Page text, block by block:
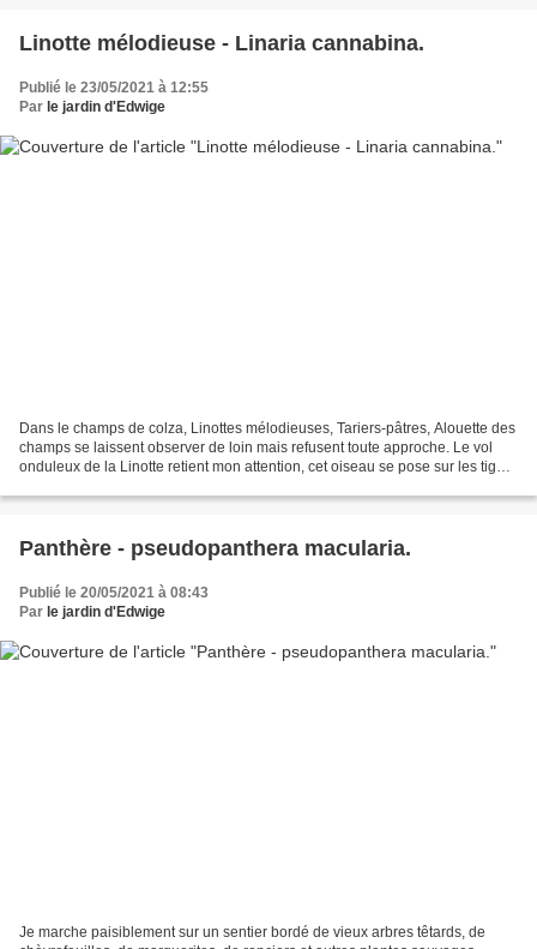
Linotte mélodieuse - Linaria cannabina.
Publié le 23/05/2021 à 12:55
Par le jardin d'Edwige
Dans le champs de colza, Linottes mélodieuses, Tariers-pâtres, Alouette des
champs se laissent observer de loin mais refusent toute approche. Le vol
onduleux de la Linotte retient mon attention, cet oiseau se pose sur les tiges
Panthère - pseudopanthera macularia.
Publié le 20/05/2021 à 08:43
Par le jardin d'Edwige
Je marche paisiblement sur un sentier bordé de vieux arbres têtards, de